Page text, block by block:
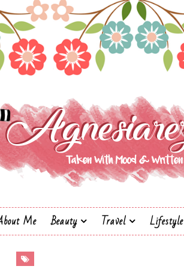
Me Beauty Travel Lifestyle